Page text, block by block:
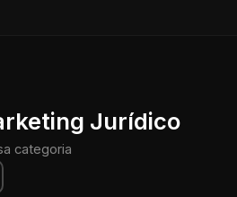
Jurídico
categoria